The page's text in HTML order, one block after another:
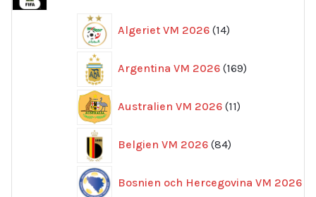
Algeriet VM 2026 14
produkter
Argentina VM 2026 169
produkter
Australien VM 2026 11
produkter
Belgien VM 2026 84
produkter
Bosnien och Hercegovina VM 2026